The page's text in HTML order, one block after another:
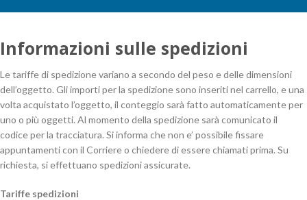
Informazioni sulle spedizioni
Le tariffe di spedizione variano a secondo del peso e delle dimensioni
dell’oggetto. Gli importi per la spedizione sono inseriti nel carrello, e una
volta acquistato l’oggetto, il conteggio sarà fatto automaticamente per
uno o più oggetti. Al momento della spedizione sarà comunicato il
codice per la tracciatura. Si informa che non e’ possibile fissare
appuntamenti con il Corriere o chiedere di essere chiamati prima. Su
richiesta, si effettuano spedizioni assicurate.
Tariffe spedizioni